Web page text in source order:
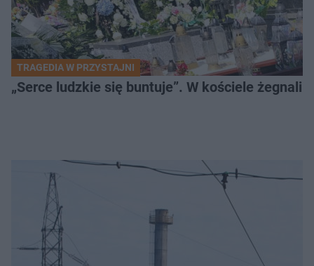
TRAGEDIA W PRZYSTAJNI
„Serce ludzkie się buntuje”. W kościele żegnali